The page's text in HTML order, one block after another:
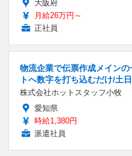
大阪府
月給26万円～
正社員
物流企業で伝票作成メイン
トへ数字を打ち込むだけ/土
株式会社ホットスタッフ小牧
愛知県
時給1,380円
派遣社員